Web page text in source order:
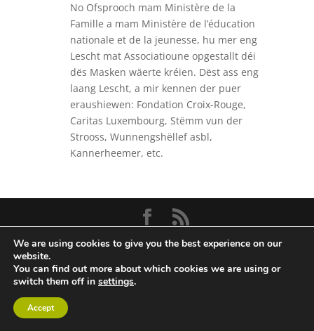
No Ofsprooch mam Ministère de la
Famille a mam Ministère de l’éducation
nationale et de la jeunesse, hu mer eng
Lescht mat Associatioune opgestallt déi
dës Masken wäerte kréien. Dëst ass eng
laang Lescht, a mir kennen der puer
eraushiewen: Fondation Croix-Rouge,
Caritas Luxembourg, Stëmm vun der
Strooss, Wunnengshëllef asbl,
Kannerheemer, etc.
Scouting in Luxembourg a.s.b.l. ©,2026
We are using cookies to give you the best experience on our
website.
You can find out more about which cookies we are using or
switch them off in settings.
Accept